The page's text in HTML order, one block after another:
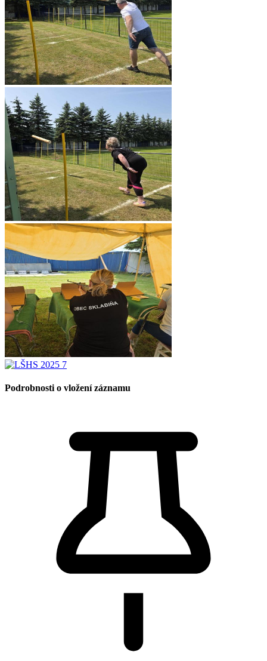
Podrobnosti o vložení záznamu